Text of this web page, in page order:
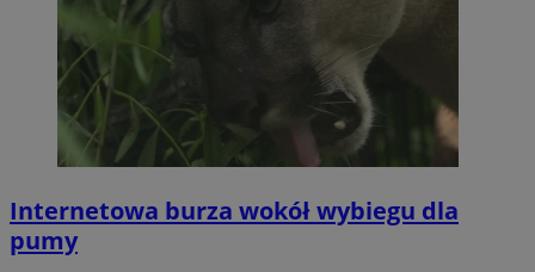
Internetowa burza wokół wybiegu dla
pumy